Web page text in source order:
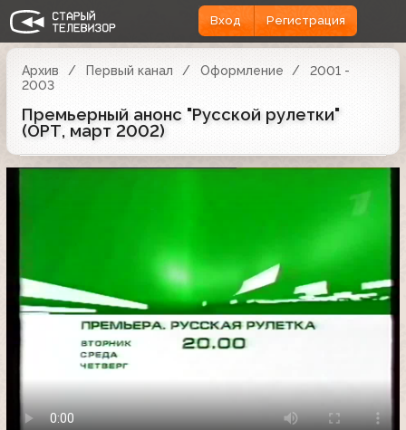
Вход Регистрация
Архив Первый канал Оформление
2001 -
2003
Премьерный анонс "Русской рулетки"
(ОРТ, март 2002)